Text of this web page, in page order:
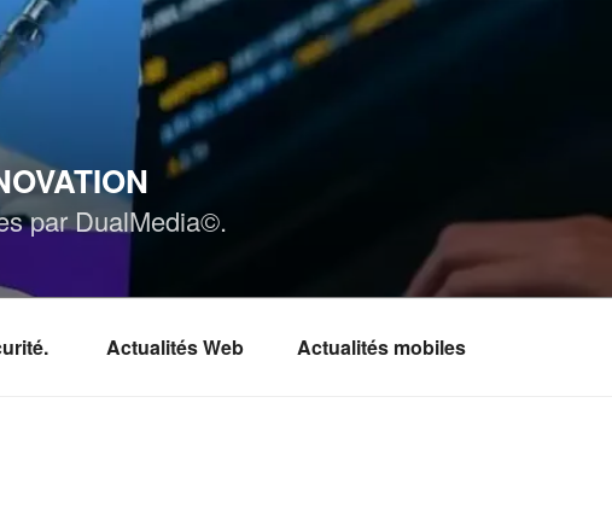
par DualMedia©.
Actualités Web Actualités mobiles